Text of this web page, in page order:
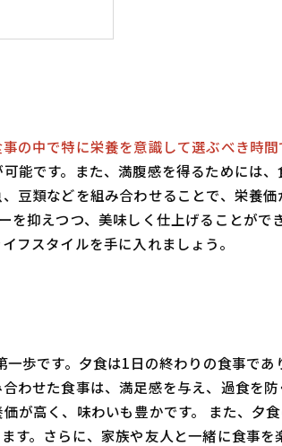
法
の中で特に栄養を意識して選ぶべき時間
能です。また、満腹感を得るためには
豆類などを組み合わせることで、栄養
を抑えつつ、美味しく仕上げることがで
フスタイルを手に入れましょう。
歩です。夕食は1日の終わりの食事であ
せた食事は、満足感を与え、過食を防
が高く、味わいも豊かです。 また、夕
す。さらに、家族や友人と一緒に食事を